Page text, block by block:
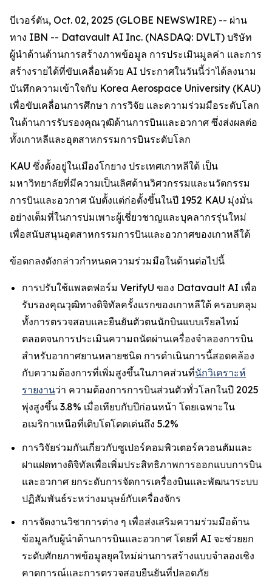
บีเวอร์ตัน, Oct. 02, 2025 (GLOBE NEWSWIRE) -- ผ่าน
ทาง IBN -- Datavault AI Inc. (NASDAQ: DVLT) บริษัท
ผู้นำด้านด้านการสร้างภาพข้อมูล การประเมินมูลค่า และการ
สร้างรายได้ที่ขับเคลื่อนด้วย AI ประกาศในวันนี้ว่าได้ลงนาม
บันทึกความเข้าใจกับ Korea Aerospace University (KAU)
เพื่อขับเคลื่อนการศึกษา การวิจัย และความร่วมมือระดับโลก
ในด้านการรับรองคุณวุฒิด้านการบินและอวกาศ ซึ่งส่งผลต่อ
ทั้งเกาหลีและอุตสาหกรรมการบินระดับโลก
KAU ซึ่งตั้งอยู่ในเมืองโกยาง ประเทศเกาหลีใต้ เป็น
มหาวิทยาลัยที่มีความเป็นเลิศด้านวิศวกรรมและนวัตกรรม
การบินและอวกาศ นับตั้งแต่ก่อตั้งขึ้นในปี 1952 KAU มุ่งมั่น
อย่างเต็มที่ในการบ่มเพาะผู้เชี่ยวชาญและบุคลากรรุ่นใหม่
เพื่อสนับสนุนอุตสาหกรรมการบินและอวกาศของเกาหลีใต้
ข้อตกลงดังกล่าวกำหนดความร่วมมือในด้านต่อไปนี้
การปรับใช้แพลตฟอร์ม VerifyU ของ Datavault AI เพื่อ
รับรองคุณวุฒิทางดิจิทัลครั้งแรกของเกาหลีใต้ ครอบคลุม
ทั้งการตรวจสอบและยืนยันตัวตนนักบินแบบเรียลไทม์
ตลอดจนการประเมินความถนัดผ่านเครื่องจำลองการบิน
สำหรับอากาศยานหลายชนิด การดำเนินการนี้สอดคล้อง
กับความต้องการที่เพิ่มสูงขึ้นในภาคส่วนที่นักวิเคราะห์
รายงานว่า ความต้องการการบินส่วนตัวทั่วโลกในปี 2025
พุ่งสูงขึ้น 3.8% เมื่อเทียบกับปีก่อนหน้า โดยเฉพาะใน
อเมริกาเหนือที่เติบโตโดดเด่นถึง 5.2%
การวิจัยร่วมกันเกี่ยวกับซูเปอร์คอมพิวเตอร์ควอนตัมและ
ฝาแฝดทางดิจิทัลเพื่อเพิ่มประสิทธิภาพการออกแบบการบิน
และอวกาศ ยกระดับการจัดการเครื่องบินและพัฒนาระบบ
ปฏิสัมพันธ์ระหว่างมนุษย์กับเครื่องจักร
การจัดงานวิชาการต่าง ๆ เพื่อส่งเสริมความร่วมมือด้าน
ข้อมูลกับผู้นำด้านการบินและอวกาศ โดยที่ AI จะช่วยยก
ระดับศักยภาพข้อมูลยุคใหม่ผ่านการสร้างแบบจำลองเชิง
คาดการณ์และการตรวจสอบยืนยันที่ปลอดภัย